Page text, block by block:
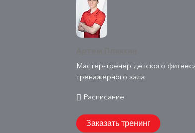
Мастер-тренер детского
тренажерного зала
Расписание
Заказать тренинг